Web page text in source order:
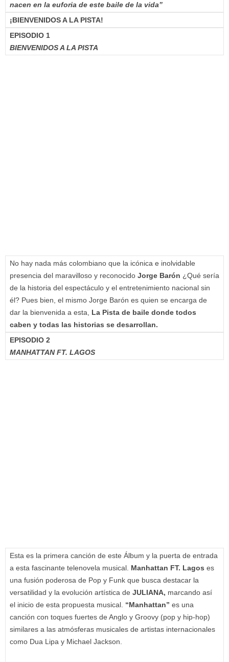
nacen en la euforia de este baile de la vida”
¡BIENVENIDOS A LA PISTA!
EPISODIO 1
BIENVENIDOS A LA PISTA
No hay nada más colombiano que la icónica e inolvidable
presencia del maravilloso y reconocido Jorge Barón ¿Qué sería
de la historia del espectáculo y el entretenimiento nacional sin
él? Pues bien, el mismo Jorge Barón es quien se encarga de
dar la bienvenida a esta, La Pista de baile donde todos
caben y todas las historias se desarrollan.
EPISODIO 2
MANHATTAN FT. LAGOS
Esta es la primera canción de este Álbum y la puerta de entrada
a esta fascinante telenovela musical. Manhattan FT. Lagos es
una fusión poderosa de Pop y Funk que busca destacar la
versatilidad y la evolución artística de JULIANA, marcando así
el inicio de esta propuesta musical. “Manhattan” es una
canción con toques fuertes de Anglo y Groovy (pop y hip-hop)
similares a las atmósferas musicales de artistas internacionales
como Dua Lipa y Michael Jackson.